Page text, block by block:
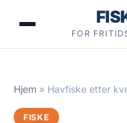
FOR
Hjem » Havfiske etter
FISKE